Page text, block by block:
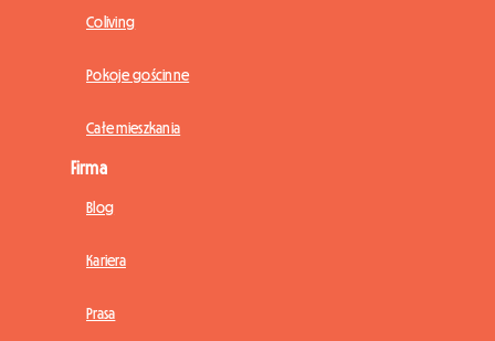
Coliving
Pokoje gościnne
Całe mieszkania
Firma
Blog
Kariera
Prasa